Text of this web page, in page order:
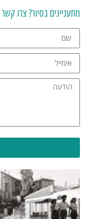
מתעניינים בסיור? צרו קשר